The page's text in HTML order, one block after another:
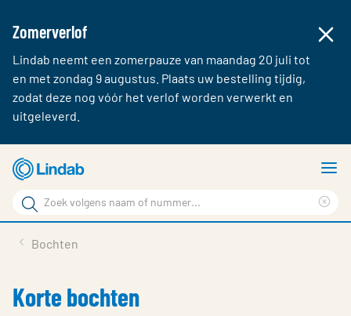
Zomerverlof
Lindab neemt een zomerpauze van maandag 20 juli tot
en met zondag 9 augustus. Plaats uw bestelling tijdig,
zodat deze nog vóór het verlof worden verwerkt en
uitgeleverd.
naar
hoofdinhoud
Zoek
Zoek
Contact
Bochten
Korte bochten